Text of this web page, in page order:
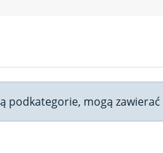
podkategorie, mogą zawierać